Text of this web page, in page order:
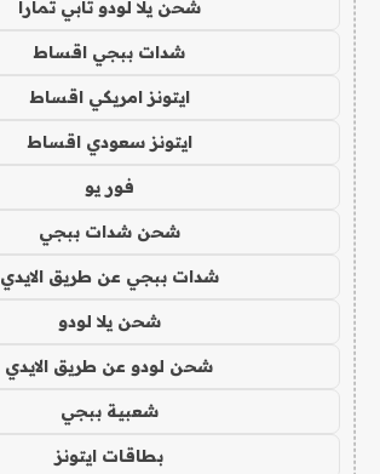
شحن يلا لودو تابي تمارا
شدات ببجي اقساط
ايتونز امريكي اقساط
ايتونز سعودي اقساط
فور يو
شحن شدات ببجي
شدات ببجي عن طريق الايدي
شحن يلا لودو
شحن لودو عن طريق الايدي
شعبية ببجي
بطاقات ايتونز